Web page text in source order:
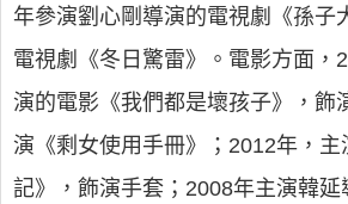
年參演劉心剛導演的電視劇《孫子
電視劇《冬日驚雷》。電影方面，
演的電影《我們都是壞孩子》，飾
演《剩女使用手冊》；2012年，主
記》，飾演手套；2008年主演韓延